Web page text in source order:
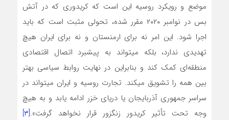
موضع و رویکرد روسیه این است که کریدوری که در آتش
بس در نوامبر ۲۰۲۰ مقرر شده، تحولی مثبت است که باید
اجرا شود. این امر نه برای ارمنستان و نه برای ایران هیچ
تهدیدی ندارد، بلکه می­تواند به پیشبرد اتصال اقتصادی
منطقه‌ای ‌‌کمک کند و بنابراین در نهایت روابط سیاسی بهتر
بین همه را تشویق می­کند. تجارت روسیه و ایران می­تواند در
سراسر جمهوری آذربایجان یا دریای خزر ادامه یابد و به هیچ
وجه تحت تأثیر کریدور زنگزور قرار نخواهد گرفت».[۳]